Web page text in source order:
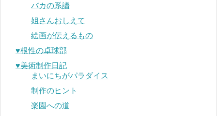
バカの系譜
姐さんおしえて
絵画が伝えるもの
♥︎根性の卓球部
♥︎美術制作日記
まいにちがパラダイス
制作のヒント
楽園への道